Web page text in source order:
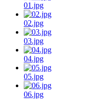
01.jpg
02.jpg
03.jpg
04.jpg
05.jpg
06.jpg